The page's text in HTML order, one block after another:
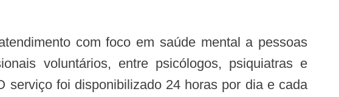
voluntários, entre psicólogos, psiquiatras e
serviço foi disponibilizado 24 horas por dia e cada